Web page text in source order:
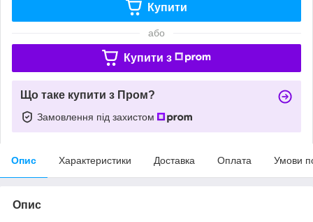
Купити
або
Купити з
Що таке купити з Пром?
Замовлення під захистом
Опис Характеристики Доставка Оплата Умови
Опис